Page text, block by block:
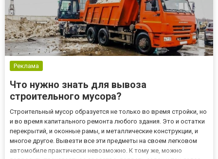
Реклама
Что нужно знать для вывоза
строительного мусора?
Строительный мусор образуется не только во время стройки, но
и во время капитального ремонта любого здания. Это и остатки
перекрытий, и оконные рамы, и металлические конструкции, и
многое другое. Вывезти все эти предметы на своем легковом
автомобиле практически невозможно. К тому же, можно